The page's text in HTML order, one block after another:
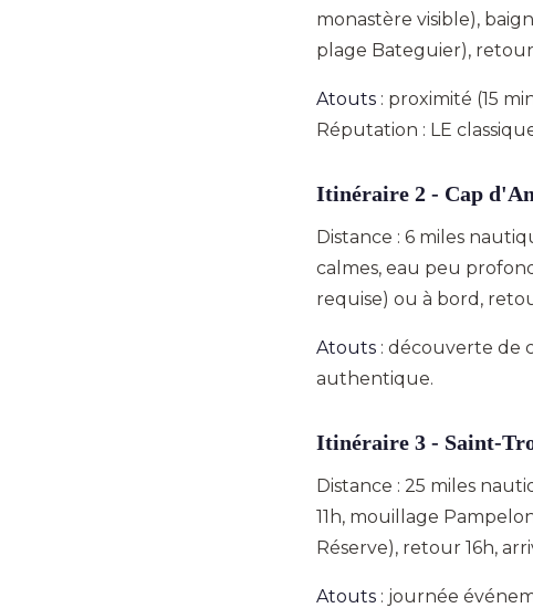
monastère visible),
plage Bateguier), retour
Atouts : proximité (15
Réputation : LE
Itinéraire 2 - Cap
Distance : 6 miles
calmes, eau peu
requise) ou à bord,
Atouts : découverte de
authentique.
Itinéraire 3 - Saint-
Distance : 25 miles
11h, mouillage
Réserve), retour 16h,
Atouts : journée